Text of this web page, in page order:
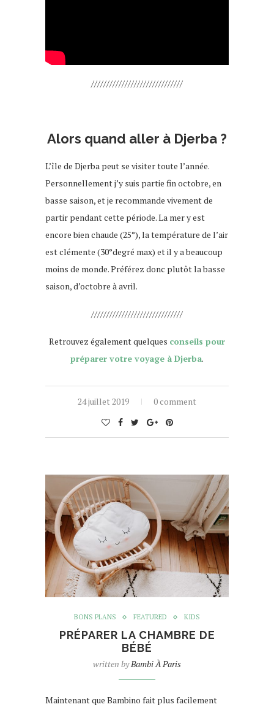
//////////////////////////////
Alors quand aller à Djerba ?
L’île de Djerba peut se visiter toute l’année.
Personnellement j’y suis partie fin octobre, en
basse saison, et je recommande vivement de
partir pendant cette période. La mer y est
encore bien chaude (25°), la température de l’air
est clémente (30°degré max) et il y a beaucoup
moins de monde. Préférez donc plutôt la basse
saison, d’octobre à avril.
//////////////////////////////
Retrouvez également quelques conseils pour
préparer votre voyage à Djerba.
24 juillet 2019 0 comment
BONS PLANS FEATURED KIDS
PRÉPARER LA CHAMBRE DE
BÉBÉ
written byBambi À Paris
Maintenant que Bambino fait plus facilement